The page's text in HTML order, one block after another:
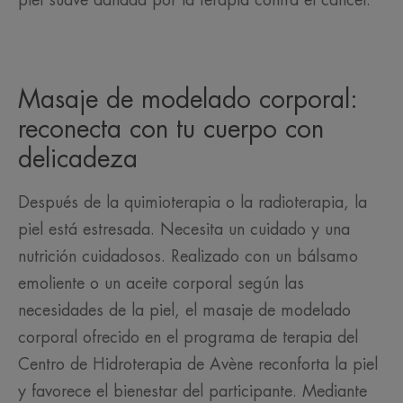
Masaje de modelado corporal:
reconecta con tu cuerpo con
delicadeza
Después de la quimioterapia o la radioterapia, la
piel está estresada. Necesita un cuidado y una
nutrición cuidadosos. Realizado con un bálsamo
emoliente o un aceite corporal según las
necesidades de la piel, el masaje de modelado
corporal ofrecido en el programa de terapia del
Centro de Hidroterapia de Avène reconforta la piel
y favorece el bienestar del participante. Mediante